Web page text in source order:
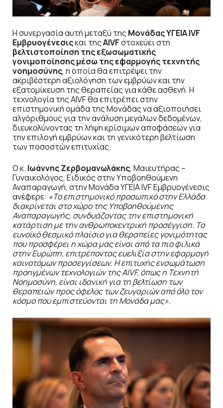
Η συνεργασία αυτή μεταξύ της Μονάδας ΥΓΕΙΑIVF
Εμβρυογένεσιςκαι τηςAIVFστοχεύει στη
βελτιστοποίηση της εξωσωματικής
γονιμοποίησης μέσω της εφαρμογής τεχνητής
νοημοσύνης, η οποία θα επιτρέψει την
ακριβέστερη αξιολόγηση των εμβρύων και την
εξατομίκευση της θεραπείας για κάθε ασθενή. Η
τεχνολογία της AIVF θα επιτρέπει στην
επιστημονική ομάδα της Μονάδας να αξιοποιήσει
αλγόριθμους για την ανάλυση μεγάλων δεδομένων,
διευκολύνοντας τη λήψη κρίσιμων αποφάσεων για
την επιλογή εμβρύων και τη γενικότερη βελτίωση
των ποσοστών επιτυχίας.
Ο κ. Ιωάννης Ζερβομανωλάκης, Μαιευτήρας –
Γυναικολόγος, Ειδικός στην Υποβοηθούμενη
Αναπαραγωγή, στην Μονάδα ΥΓΕΙΑ IVF Εμβρυογένεσις
ανέφερε: «Το επιστημονικό προσωπικό στην Ελλάδα
διακρίνεται στο χώρο της Υποβοηθούμενης
Αναπαραγωγής, συνδυάζοντας την επιστημονική
κατάρτιση με την ανθρωποκεντρική προσέγγιση. Το
ευνοϊκό θεσμικό πλαίσιο για θεραπείες γονιμότητας
που προσφέρει η χώρα μας είναι από τα πιο φιλικά
στην Ευρώπη, επιτρέποντας ευελιξία στην εφαρμογή
καινοτόμων προσεγγίσεων. Η επιτυχής ενσωμάτωση
προηγμένων τεχνολογιών τηςAIVF, όπως η Τεχνητή
Νοημοσύνη, είναι ιδανική για τη βελτίωση των
θεραπειών προς όφελος των ζευγαριών από όλο τον
κόσμο που εμπιστεύονται τη Μονάδα μας».